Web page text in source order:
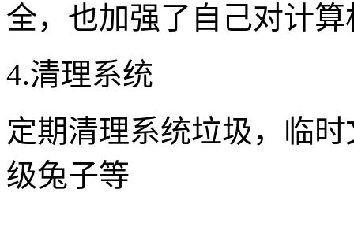
全，也加强了自己对计
4.清理系统
定期清理系统垃圾，临
级兔子等